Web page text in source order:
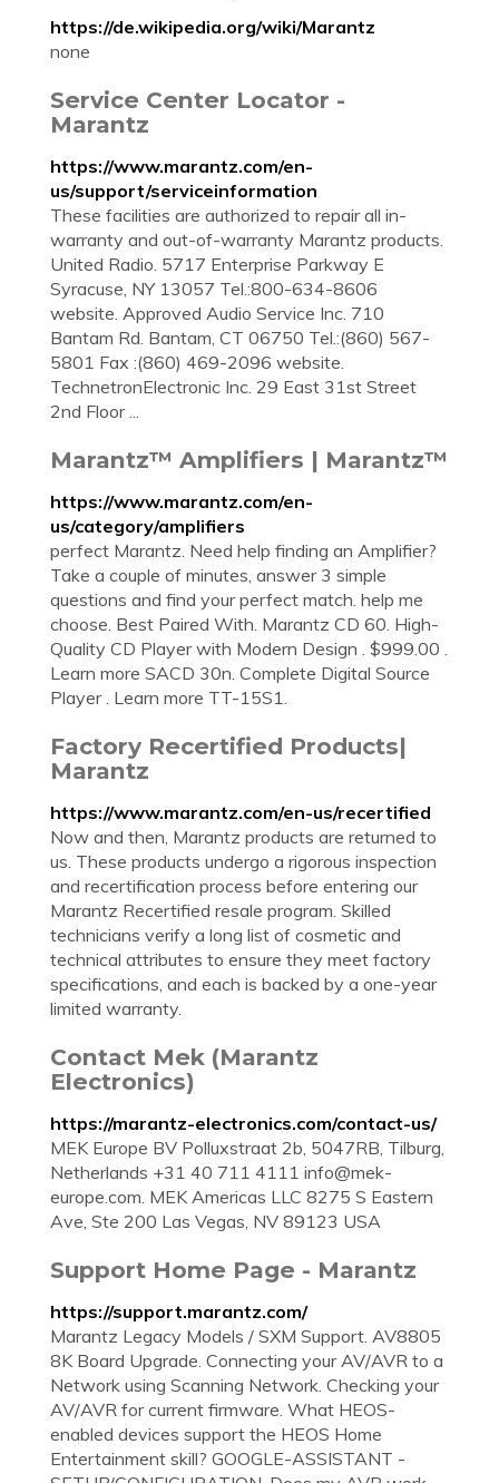
https://de.wikipedia.org/wiki/Marantz
none
Service Center Locator -
Marantz
https://www.marantz.com/en-
us/support/serviceinformation
These facilities are authorized to repair all in-
warranty and out-of-warranty Marantz products.
United Radio. 5717 Enterprise Parkway E
Syracuse, NY 13057 Tel.:800-634-8606
website. Approved Audio Service Inc. 710
Bantam Rd. Bantam, CT 06750 Tel.:(860) 567-
5801 Fax :(860) 469-2096 website.
TechnetronElectronic Inc. 29 East 31st Street
2nd Floor ...
Marantz™ Amplifiers | Marantz™
https://www.marantz.com/en-
us/category/amplifiers
perfect Marantz. Need help finding an Amplifier?
Take a couple of minutes, answer 3 simple
questions and find your perfect match. help me
choose. Best Paired With. Marantz CD 60. High-
Quality CD Player with Modern Design . $999.00 .
Learn more SACD 30n. Complete Digital Source
Player . Learn more TT-15S1.
Factory Recertified Products|
Marantz
https://www.marantz.com/en-us/recertified
Now and then, Marantz products are returned to
us. These products undergo a rigorous inspection
and recertification process before entering our
Marantz Recertified resale program. Skilled
technicians verify a long list of cosmetic and
technical attributes to ensure they meet factory
specifications, and each is backed by a one-year
limited warranty.
Contact Mek (Marantz
Electronics)
https://marantz-electronics.com/contact-us/
MEK Europe BV Polluxstraat 2b, 5047RB, Tilburg,
Netherlands +31 40 711 4111 info@mek-
europe.com. MEK Americas LLC 8275 S Eastern
Ave, Ste 200 Las Vegas, NV 89123 USA
Support Home Page - Marantz
https://support.marantz.com/
Marantz Legacy Models / SXM Support. AV8805
8K Board Upgrade. Connecting your AV/AVR to a
Network using Scanning Network. Checking your
AV/AVR for current firmware. What HEOS-
enabled devices support the HEOS Home
Entertainment skill? GOOGLE-ASSISTANT -